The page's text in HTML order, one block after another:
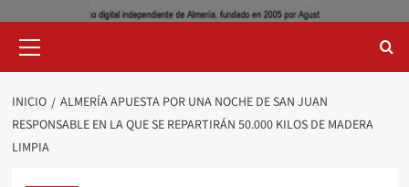
primario
INICIO
ALMERÍA APUESTA POR UNA NOCHE DE SAN JUAN
RESPONSABLE EN LA QUE SE REPARTIRÁN 50.000 KILOS DE MADERA
LIMPIA